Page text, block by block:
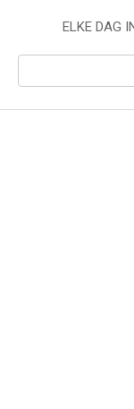
ELKE DAG
Search: